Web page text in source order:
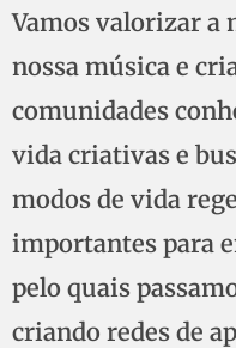
Vamos valorizar a
nossa música e
comunidades
vida criativas e
modos de vida
importantes para
pelo quais
criando redes de